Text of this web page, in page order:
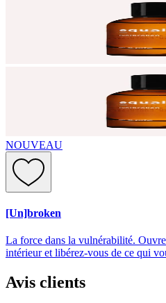
NOUVEAU
[Un]broken
La force dans la vulnérabilité.
intérieur et libérez-vous de ce qui
Avis clients